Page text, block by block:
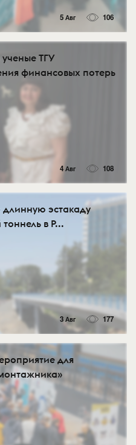
5 Авг 106
ТГУ
финансовых потерь
4 Авг 108
длинную эстакаду
в Р...
3 Авг 177
для